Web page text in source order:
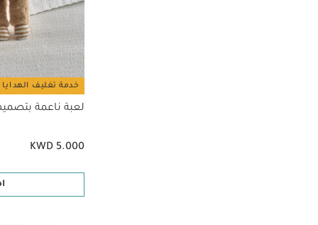
خدمة تغليف الهدايا
لعبة ناعمة
KWD 5.000